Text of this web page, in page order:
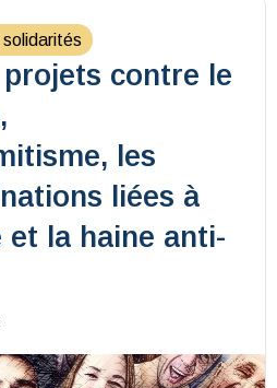
contre le
les
liées à
et la haine anti-